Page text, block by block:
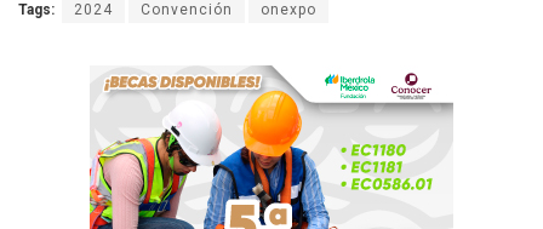
Tags: 2024 Convención onexpo